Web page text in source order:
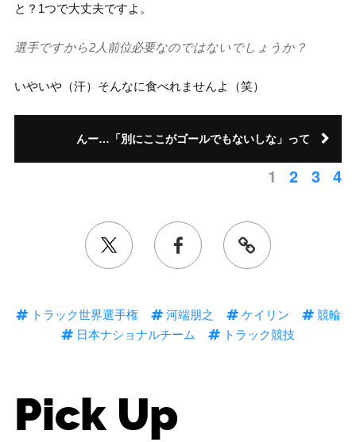
と？1つで大丈夫ですよ。
選手ですから2人前位必要なのではないでしょうか？
いやいや（汗）そんなに食べれませんよ（笑）
んー…「別にここがゴールでもないしな」って
1 2 3 4
トラック世界選手権 河端朋之 ケイリン
競輪
日本ナショナルチーム
トラック競技
Pick Up